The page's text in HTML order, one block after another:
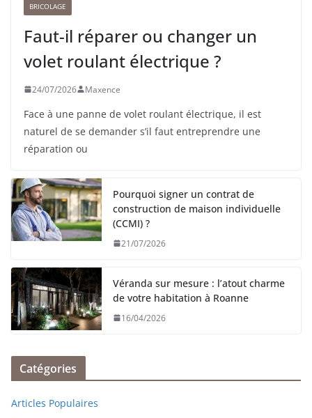
BRICOLAGE
Faut-il réparer ou changer un
volet roulant électrique ?
24/07/2026 Maxence
Face à une panne de volet roulant électrique, il est
naturel de se demander s’il faut entreprendre une
réparation ou
Pourquoi signer un contrat de
construction de maison individuelle
(CCMI) ?
21/07/2026
Véranda sur mesure : l’atout charme
de votre habitation à Roanne
16/04/2026
Catégories
Articles Populaires